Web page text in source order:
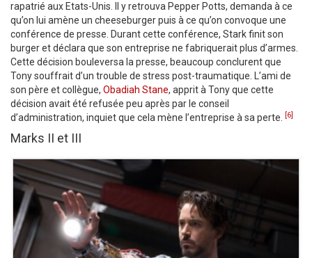
rapatrié aux Etats-Unis. Il y retrouva Pepper Potts, demanda à ce
qu’on lui amène un cheeseburger puis à ce qu’on convoque une
conférence de presse. Durant cette conférence, Stark finit son
burger et déclara que son entreprise ne fabriquerait plus d’armes.
Cette décision bouleversa la presse, beaucoup conclurent que
Tony souffrait d’un trouble de stress post-traumatique. L’ami de
son père et collègue, Obadiah Stane, apprit à Tony que cette
décision avait été refusée peu après par le conseil
d’administration, inquiet que cela mène l’entreprise à sa perte.
[6]
Marks II et III